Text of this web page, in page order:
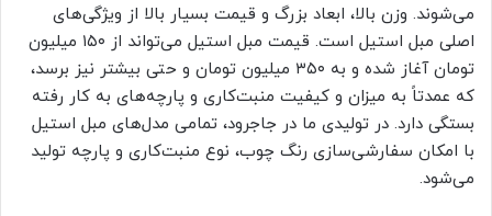
می‌شوند. وزن بالا، ابعاد بزرگ و قیمت بسیار بالا از ویژگی‌های
اصلی مبل استیل است. قیمت مبل استیل می‌تواند از ۱۵۰ میلیون
تومان آغاز شده و به ۳۵۰ میلیون تومان و حتی بیشتر نیز برسد،
که عمدتاً به میزان و کیفیت منبت‌کاری و پارچه‌های به کار رفته
بستگی دارد. در تولیدی ما در جاجرود، تمامی مدل‌های مبل استیل
با امکان سفارشی‌سازی رنگ چوب، نوع منبت‌کاری و پارچه تولید
می‌شود.